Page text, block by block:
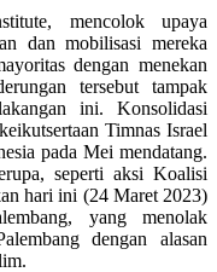
mencolok upaya
dan mobilisasi mereka
dengan menekan
tersebut tampak
ini. Konsolidasi
Timnas Israel
pada Mei mendatang.
seperti aksi Koalisi
hari ini (24 Maret 2023)
yang menolak
dengan alasan